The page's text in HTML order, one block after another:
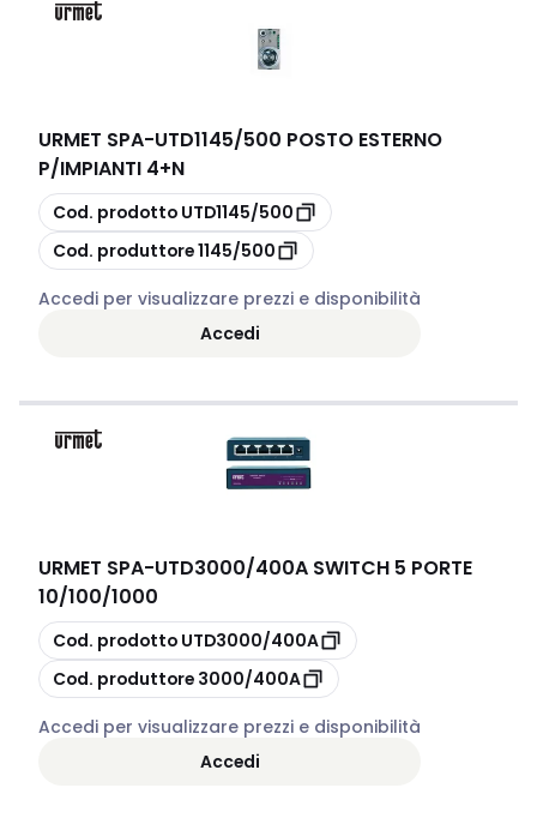
URMET SPA-UTD1145/500 POSTO ESTERNO
P/IMPIANTI 4+N
copia
Cod. prodotto UTD1145/500
copia
Cod. produttore1145/500
Accedi per visualizzare prezzi e disponibilità
Accedi
URMET SPA-UTD3000/400A SWITCH 5 PORTE
10/100/1000
copia
Cod. prodotto UTD3000/400A
copia
Cod. produttore 3000/400A
Accedi per visualizzare prezzi e disponibilità
Accedi